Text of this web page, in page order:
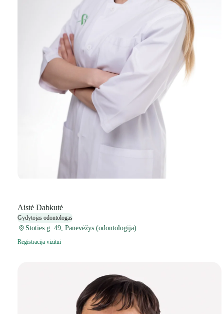
Aistė Dabkutė
Gydytojas odontologas
Stoties g. 49, Panevėžys (odontologija)
Registracija vizitui